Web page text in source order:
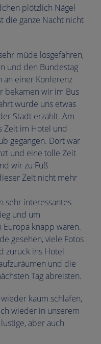
plötzlich Nägel
die ganze Nacht nicht
müde losgefahren,
und den Bundestag
an einer Konferenz
bekamen wir im Bus
wurde uns etwas
Stadt erzählt. Am
Zeit im Hotel und
gegangen. Dort war
und eine tolle Zeit
wir zu Fuß
Zeit nicht mehr
sehr interessantes
und um
knapp waren.
gesehen, viele Fotos
zurück ins Hotel
und die
Tag abreisten.
kaum schlafen,
wieder in unserem
aber auch